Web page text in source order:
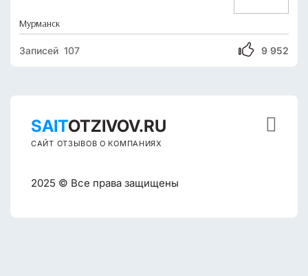
Мурманск
9 952
Записей 107
SAITOTZIVOV.RU
САЙТ ОТЗЫВОВ О КОМПАНИЯХ
2025 © Все права защищены
